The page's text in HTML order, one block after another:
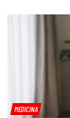
MEDICINA